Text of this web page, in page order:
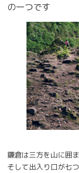
の一つです
鎌倉は三方を山に囲
そして出入り口が七